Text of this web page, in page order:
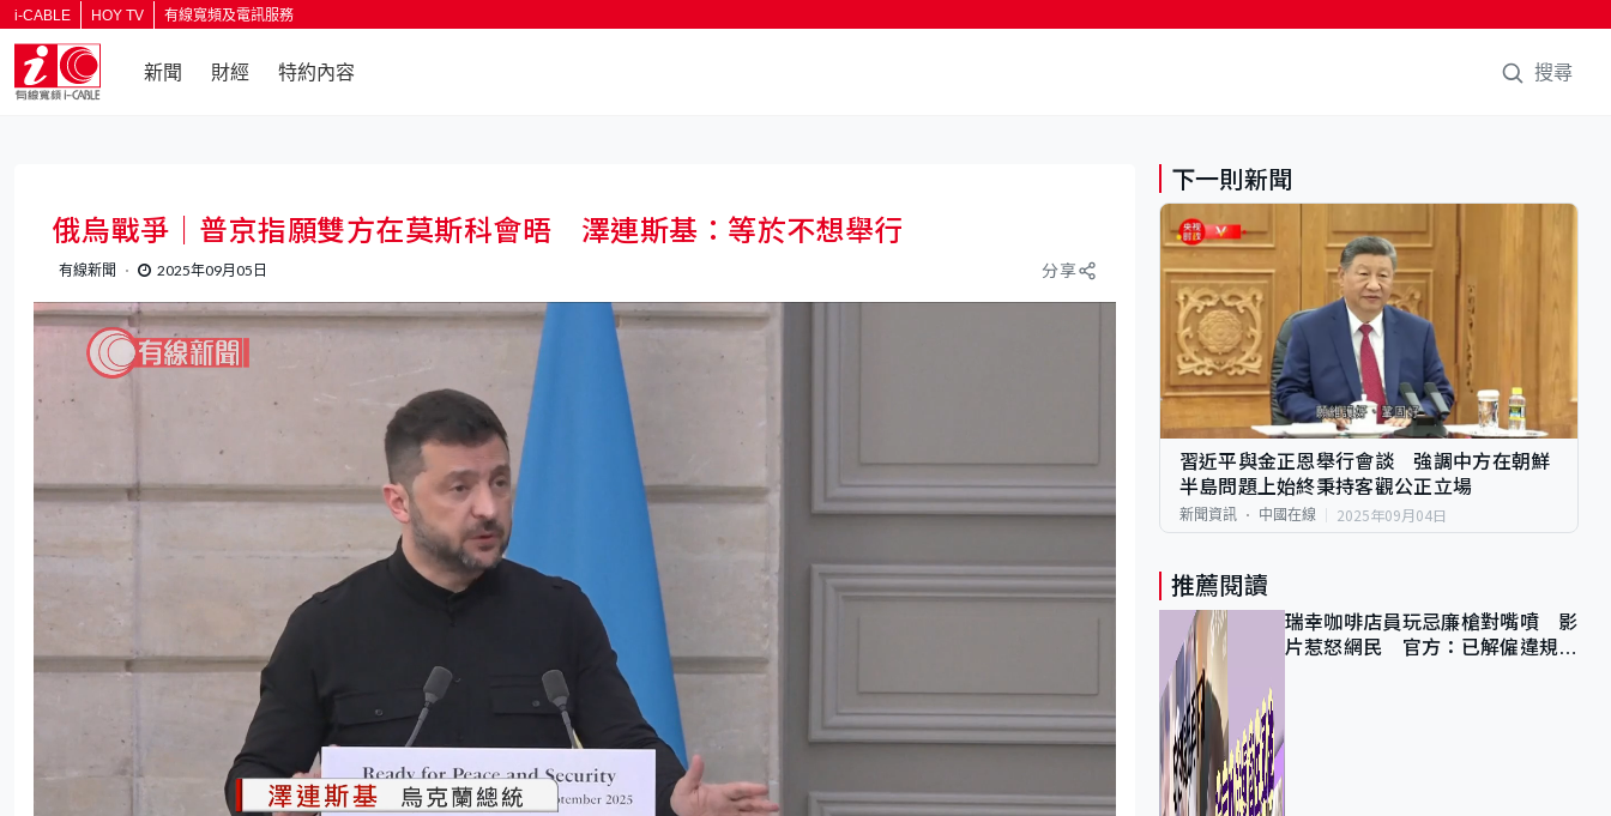
i-CABLE HOY TV 有線寬頻及電訊服務
新聞 財經 特約內容 搜尋
返回
俄烏戰爭｜普京指願雙方在莫斯科會晤 澤連斯基：等於不想舉行
有線新聞 2025年09月05日 分享
下一則新聞
習近平與金正恩舉行會談 強調中方在朝鮮
半島問題上始終秉持客觀公正立場
新聞資訊 中國在線 2025年09月04日
推薦閱讀
瑞幸咖啡店員玩忌廉槍對嘴噴 影
片惹怒網民 官方：已解僱違規員